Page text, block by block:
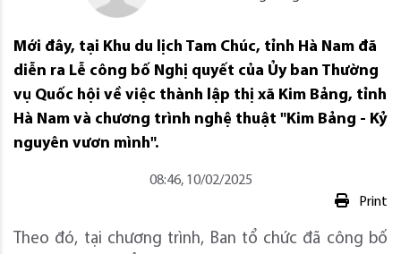
Mới đây, tại Khu du lịch Tam Chúc, tỉnh Hà Nam đã
diễn ra Lễ công bố Nghị quyết của Ủy ban Thường
vụ Quốc hội về việc thành lập thị xã Kim Bảng, tỉnh
Hà Nam và chương trình nghệ thuật "Kim Bảng - Kỷ
nguyên vươn mình".
08:46, 10/02/2025
Print
Theo đó, tại chương trình, Ban tổ chức đã công bố